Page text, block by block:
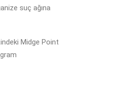
suç ağına
Midge Point